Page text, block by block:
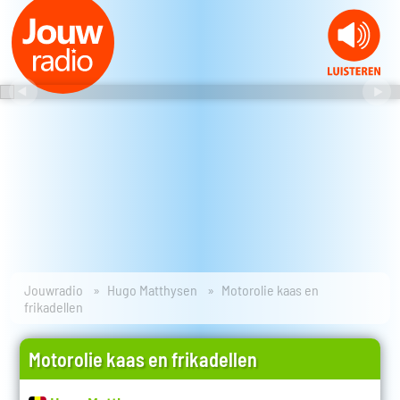
Jouwradio Hugo Matthysen
Motorolie kaas en
frikadellen
Motorolie kaas en frikadellen